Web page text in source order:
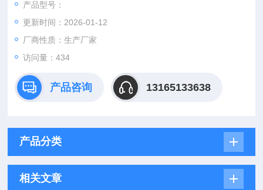
验，核心用于验证石墨制品在加工、装配及服役过程中的强度、
刚度、韧性等关键指标，保障其在高温、高压、耐磨等严苛工况
下的可靠性。
产品型号：
更新时间：2026-01-12
厂商性质：生产厂家
访问量：434
产品咨询 13165133638
产品分类
相关文章